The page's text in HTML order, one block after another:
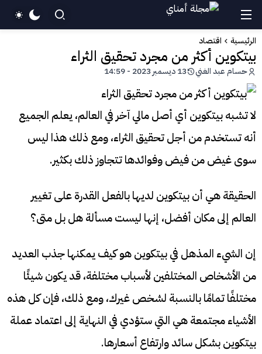
الرئيسية اقتصاد
بيتكوين أكثر من مجرد تحقيق الثراء
حسام عبد الغني 13 ديسمبر 2023 - 14:59
لا تشبه بيتكوين أي أصل مالي آخر في العالم، يعلم الجميع
أنه تستخدم من أجل تحقيق الثراء، ومع ذلك هذا ليس
سوى غيض من فيض وفوائدها تتجاوز ذلك بكثير.
الحقيقة هي أن بيتكوين لديها بالفعل القدرة على تغيير
العالم إلى مكان أفضل، إنها ليست مسألة هل بل متى؟
إن الشيء المذهل في بيتكوين هو كيف يمكنها جذب العديد
من الأشخاص المختلفين لأسباب مختلفة، قد يكون شيئًا
مختلفًا تمامًا بالنسبة لشخص غيرك، ومع ذلك، فإن كل هذه
الأشياء مجتمعة هي التي ستؤدي في النهاية إلى اعتماد عملة
بيتكوين بشكل سائد وارتفاع أسعارها.